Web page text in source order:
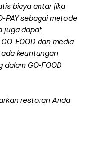
biaya antar jika
PAY sebagai metode
juga dapat
FOOD dan media
ada keuntungan
GO-FOOD
restoran Anda